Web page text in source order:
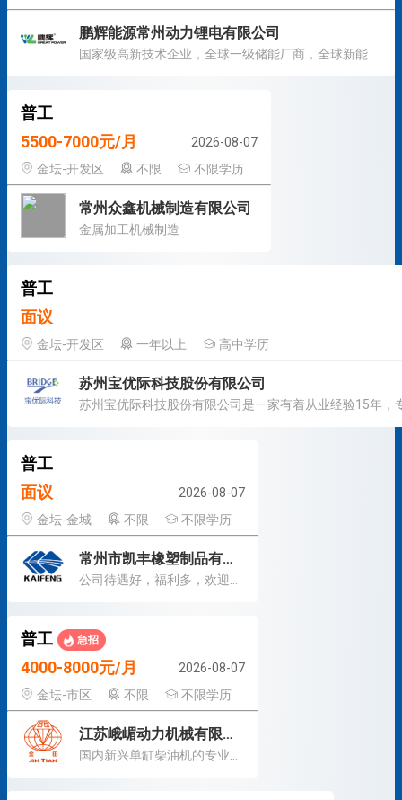
鹏辉能源常州动力锂电有限公司
普工
5500-7000元/月
2026-08-07
金坛-开发区
不限 不限学历
常州众鑫机械制造有限公司
金属加工机械制造
普工
面议
金坛-开发区 一年以上 高中学历
苏州宝优际科技股份有限公司
普工
面议
2026-08-07
金坛-金城
不限 不限学历
常州市凯丰橡塑制品有限公司
普工 急招
4000-8000元/月
2026-08-07
金坛-市区
不限 不限学历
江苏峨嵋动力机械有限公司